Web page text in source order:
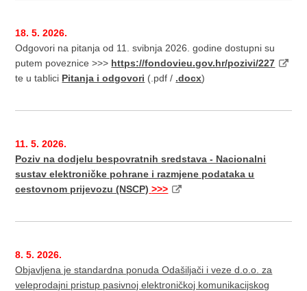
18. 5. 2026.
Odgovori na pitanja od 11. svibnja 2026. godine dostupni su
putem poveznice >>> https://fondovieu.gov.hr/pozivi/227
te u tablici Pitanja i odgovori (.pdf / .docx)
11. 5. 2026.
Poziv na dodjelu bespovratnih sredstava - Nacionalni
sustav elektroničke pohrane i razmjene podataka u
cestovnom prijevozu (NSCP) >>>
8. 5. 2026.
Objavljena je standardna ponuda Odašiljači i veze d.o.o. za
veleprodajni pristup pasivnoj elektroničkoj komunikacijskog